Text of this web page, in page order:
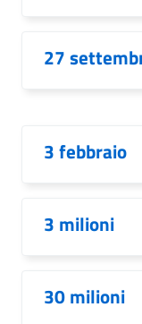
27
3 febbraio
3 milioni
30 milioni